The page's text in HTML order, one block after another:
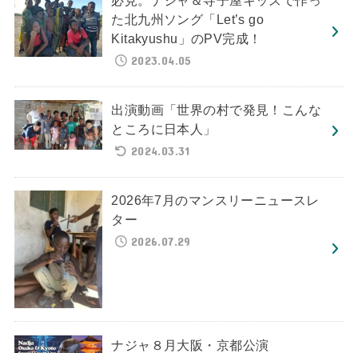
た北九州ソング「Let’s go
Kitakyushu」のPV完成！
2023.04.05
出演動画「世界の村で発見！こんな
ところに日本人」
2024.03.31
2026年7月のマンスリーニュースレ
ター
2026.07.29
ナジャ８月大阪・京都公演